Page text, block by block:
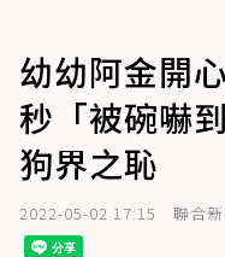
幼幼阿金開
秒「被碗嚇
狗界之恥
2022-05-02 17:15 聯合